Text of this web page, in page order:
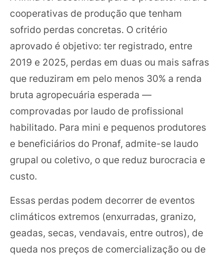
cooperativas de produção que tenham
sofrido perdas concretas. O critério
aprovado é objetivo: ter registrado, entre
2019 e 2025, perdas em duas ou mais safras
que reduziram em pelo menos 30% a renda
bruta agropecuária esperada —
comprovadas por laudo de profissional
habilitado. Para mini e pequenos produtores
e beneficiários do Pronaf, admite-se laudo
grupal ou coletivo, o que reduz burocracia e
custo.
Essas perdas podem decorrer de eventos
climáticos extremos (enxurradas, granizo,
geadas, secas, vendavais, entre outros), de
queda nos preços de comercialização ou de